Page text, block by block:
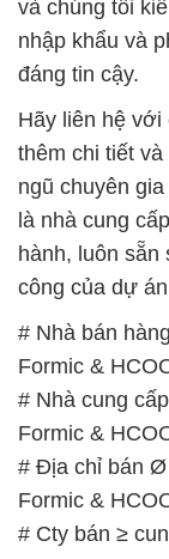
và chúng tôi
nhập khẩu và
đáng tin cậy.
Hãy liên hệ với
thêm chi tiết
ngũ chuyên
là nhà cung
hành, luôn sẵn
công của dự
# Nhà bán
Formic &
# Nhà cung
Formic &
# Địa chỉ bán Ø
Formic &
# Cty bán ≥